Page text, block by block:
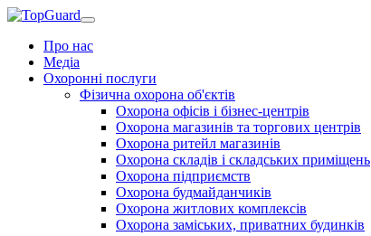
Про нас
Медіа
Охоронні послуги
Фізична охорона об'єктів
Охорона офісів і бізнес-центрів
Охорона магазинів та торгових центрів
Охорона ритейл магазинів
Охорона складів і складських приміщень
Охорона підприємств
Охорона будмайданчиків
Охорона житлових комплексів
Охорона заміських, приватних будинків